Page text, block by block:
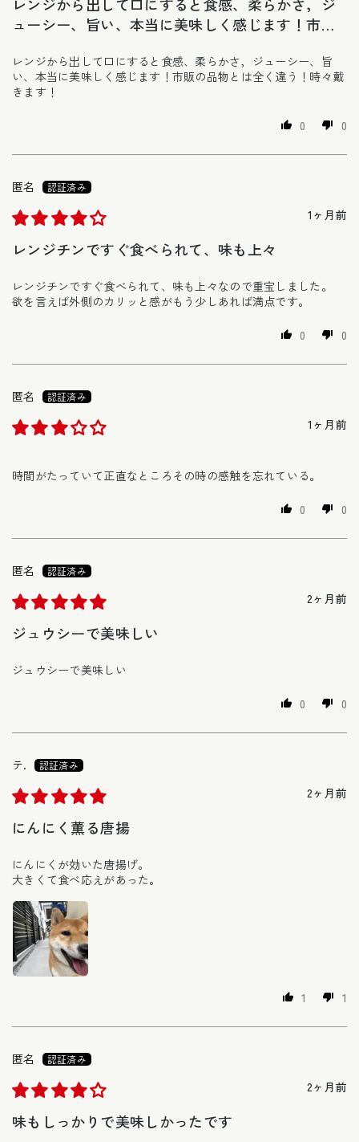
ューシー、旨い、本当に美味しく感じます！市販
レンジから出して口にすると食感、柔らかさ，ジューシー、旨
い、本当に美味しく感じます！市販の品物とは全く違う！時々戴
きます！
0 0
1ヶ月前
匿名
レンジチンですぐ食べられて、味も上々
レンジチンですぐ食べられて、味も上々なので重宝しました。
欲を言えば外側のカリッと感がもう少しあれば満点です。
0 0
1ヶ月前
匿名
時間がたっていて正直なところその時の感触を忘れている。
0 0
2ヶ月前
匿名
ジュウシーで美味しい
ジュウシーで美味しい
0 0
2ヶ月前
テ.
にんにく薫る唐揚
にんにくが効いた唐揚げ。
大きくて食べ応えがあった。
1 1
2ヶ月前
匿名
味もしっかりで美味しかったです